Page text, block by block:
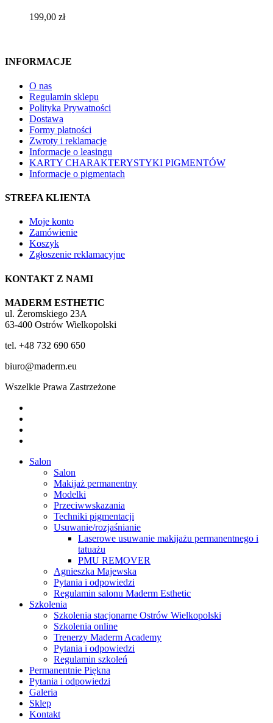
199,00 zł
INFORMACJE
O nas
Regulamin sklepu
Polityka Prywatności
Dostawa
Formy płatności
Zwroty i reklamacje
Informacje o leasingu
KARTY CHARAKTERYSTYKI PIGMENTÓW
Informacje o pigmentach
STREFA KLIENTA
Moje konto
Zamówienie
Koszyk
Zgłoszenie reklamacyjne
KONTAKT Z NAMI
MADERM ESTHETIC
ul. Żeromskiego 23A
63-400 Ostrów Wielkopolski
tel. +48 732 690 650
biuro@maderm.eu
Wszelkie Prawa Zastrzeżone
Close
Salon
Salon
Makijaż permanentny
Modelki
Przeciwwskazania
Techniki pigmentacji
Usuwanie/rozjaśnianie
Laserowe usuwanie makijażu permanentnego i
tatuażu
PMU REMOVER
Agnieszka Majewska
Pytania i odpowiedzi
Regulamin salonu Maderm Esthetic
Szkolenia
Szkolenia stacjonarne Ostrów Wielkopolski
Szkolenia online
Trenerzy Maderm Academy
Pytania i odpowiedzi
Regulamin szkoleń
Permanentnie Piękna
Pytania i odpowiedzi
Galeria
Sklep
Kontakt